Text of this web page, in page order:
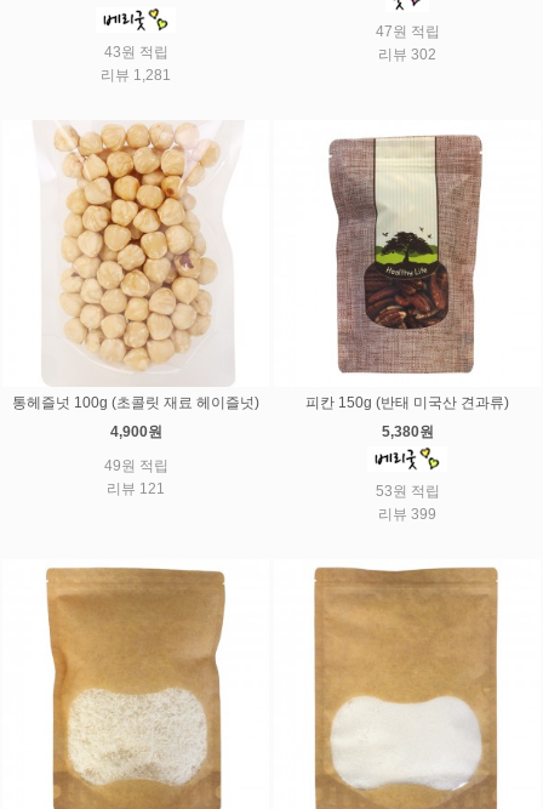
43원 적립
리뷰 1,281
47원 적립
리뷰 302
통헤즐넛 100g (초콜릿 재료 헤이즐넛)
4,900원
49원 적립
리뷰 121
피칸 150g (반태 미국산 견과류)
5,380원
53원 적립
리뷰 399